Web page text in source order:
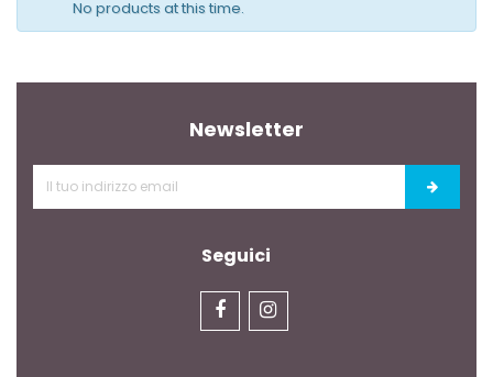
No products at this time.
Newsletter
Seguici